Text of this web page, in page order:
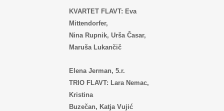
KVARTET FLAVT: Eva
Mittendorfer,
Nina Rupnik, Urša Časar,
Maruša Lukančič
Elena Jerman, 5.r.
TRIO FLAVT: Lara Nemac,
Kristina
Buzečan, Katja Vujić